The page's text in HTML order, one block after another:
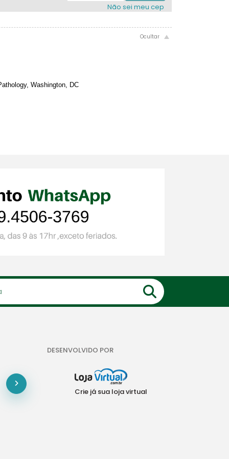
Não sei meu cep
Washington, DC
DESENVOLVIDO POR
Crie já sua loja virtual